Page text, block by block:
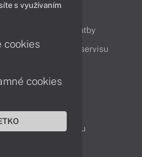
doručenia a platby
služby Cenník servisu
oddelenie
Reklamácia tovaru
s využívaním
cookies
cookies